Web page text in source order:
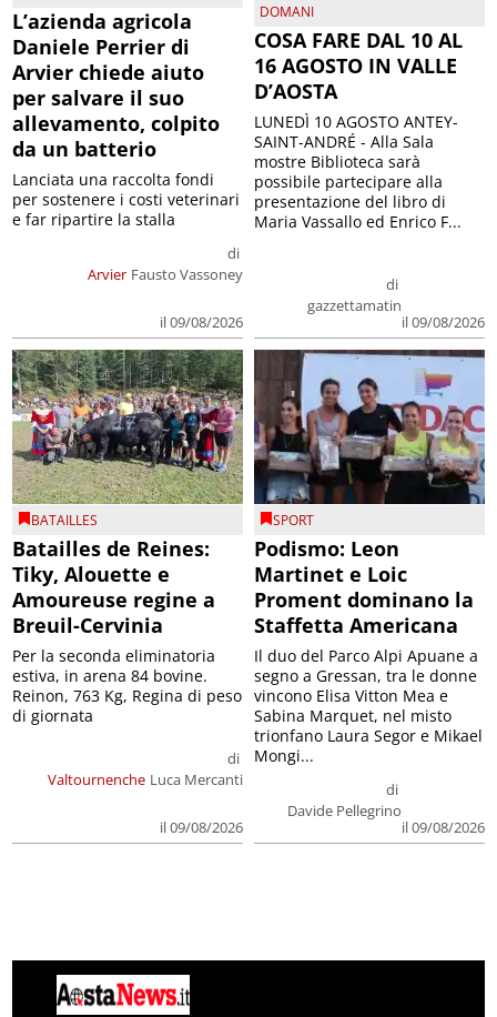
L’azienda agricola
Daniele Perrier di
Arvier chiede aiuto
per salvare il suo
allevamento, colpito
da un batterio
Arvier
di
Fausto Vassoney
il 09/08/2026
Lanciata una raccolta fondi
per sostenere i costi veterinari
e far ripartire la stalla
DOMANI
COSA FARE DAL 10 AL
16 AGOSTO IN VALLE
D’AOSTA
di
gazzettamatin
il 09/08/2026
LUNEDÌ 10 AGOSTO ANTEY-
SAINT-ANDRÉ - Alla Sala
mostre Biblioteca sarà
possibile partecipare alla
presentazione del libro di
Maria Vassallo ed Enrico F...
BATAILLES
Batailles de Reines:
Tiky, Alouette e
Amoureuse regine a
Breuil-Cervinia
Valtournenche
di
Luca Mercanti
il 09/08/2026
Per la seconda eliminatoria
estiva, in arena 84 bovine.
Reinon, 763 Kg, Regina di peso
di giornata
SPORT
Podismo: Leon
Martinet e Loic
Proment dominano la
Staffetta Americana
di
Davide Pellegrino
il 09/08/2026
Il duo del Parco Alpi Apuane a
segno a Gressan, tra le donne
vincono Elisa Vitton Mea e
Sabina Marquet, nel misto
trionfano Laura Segor e Mikael
Mongi...